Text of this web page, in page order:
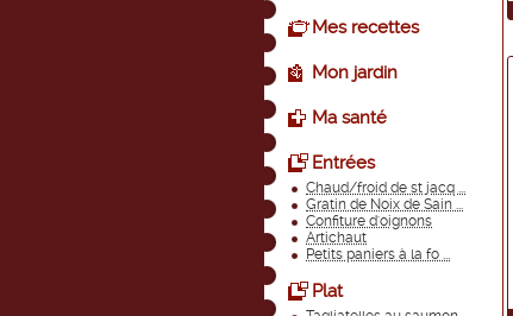
Mes recettes
Mon jardin
Ma santé
Entrées
Chaud/froid de st jacq ...
Gratin de Noix de Sain ...
Confiture d'oignons
Artichaut
Petits paniers à la fo ...
Plat